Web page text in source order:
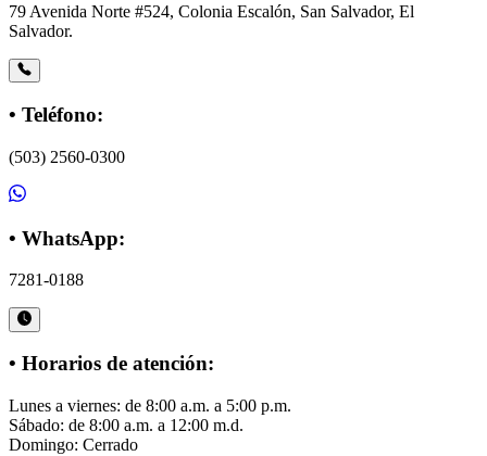
79 Avenida Norte #524, Colonia Escalón, San Salvador, El
Salvador.
• Teléfono:
(503) 2560-0300
• WhatsApp:
7281-0188
• Horarios de atención:
Lunes a viernes: de 8:00 a.m. a 5:00 p.m.
Sábado: de 8:00 a.m. a 12:00 m.d.
Domingo: Cerrado